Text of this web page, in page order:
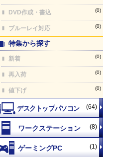
DVD作成・書込 (0)
ブルーレイ対応 (0)
特集から探す
新着 (0)
再入荷 (0)
値下げ (0)
(64)
(8)
(1)